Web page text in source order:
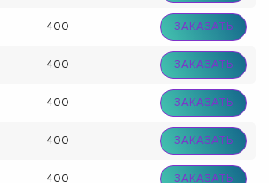
400 ЗАКАЗАТЬ
400 ЗАКАЗАТЬ
400 ЗАКАЗАТЬ
400 ЗАКАЗАТЬ
400 ЗАКАЗАТЬ